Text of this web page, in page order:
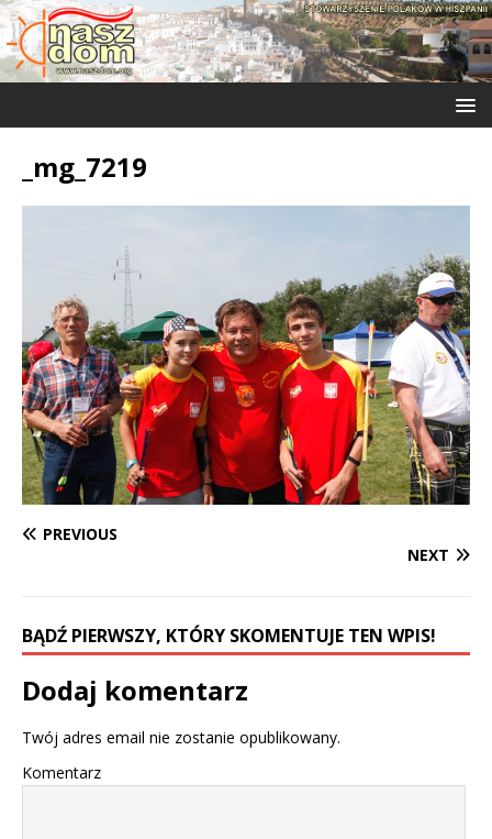
_mg_7219
PREVIOUS
NEXT
BĄDŹ PIERWSZY, KTÓRY SKOMENTUJE TEN WPIS!
Dodaj komentarz
Twój adres email nie zostanie opublikowany.
Komentarz